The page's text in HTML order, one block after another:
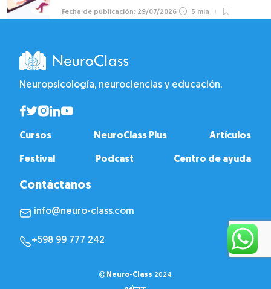
29/07/2026 5 min
Neuropsicología, neurociencias y educación.
Cursos NeuroClass Plus Artículos
Festival Podcast Centro de ayuda
Contáctanos
info@neuro-class.com
+598 99 777 242
Neuro-Class 2024